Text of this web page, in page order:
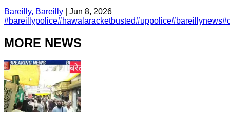
Bareilly, Bareilly
Jun 8, 2026
#bareillypolice#hawalaracketbusted#uppolice#bareillynews#
MORE NEWS